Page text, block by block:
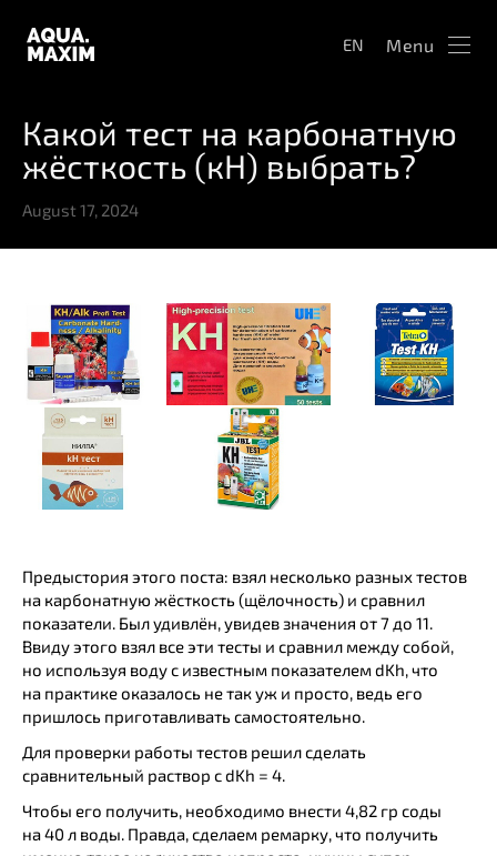
EN Menu
Какой тест на карбонатную
жёсткость (кН) выбрать?
August 17, 2024
Предыстория этого поста: взял несколько разных тестов
на карбонатную жёсткость (щёлочность) и сравнил
показатели. Был удивлён, увидев значения от 7 до 11.
Ввиду этого взял все эти тесты и сравнил между собой,
но используя воду с известным показателем dKh, что
на практике оказалось не так уж и просто, ведь его
пришлось приготавливать самостоятельно.
Для проверки работы тестов решил сделать
сравнительный раствор с dKh = 4.
Чтобы его получить, необходимо внести 4,82 гр соды
на 40 л воды. Правда, сделаем ремарку, что получить